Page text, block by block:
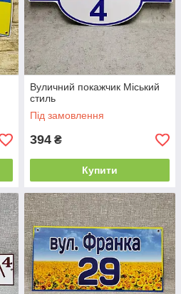
Вуличний покажчик Міський
стиль
Під замовлення
394 ₴
Купити